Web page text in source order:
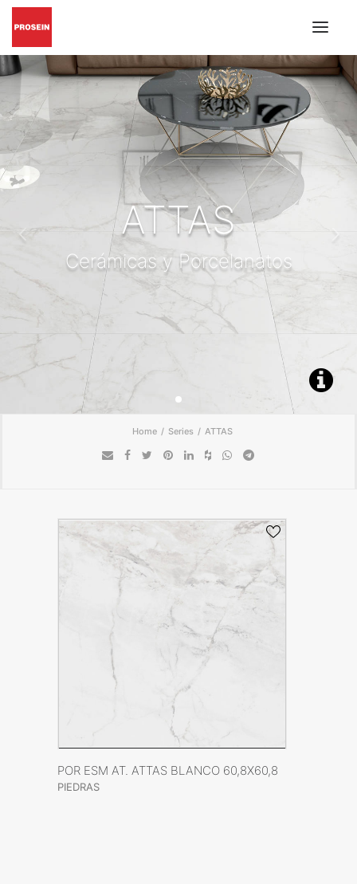
PISO Y PARED
GRIFERÍAS Y ACCESORIOS
MUEBLES DE BAÑO
MATERIALES DE INSTALACIÓN
CATÁLOGOS EN PDF
INSPIRACIÓN
PROYECTOS
CONÓZCANOS
BLOG
ENCUÉNTRANOS
CONTACTO
ATTAS
Cerámicas y Porcelanatos
Home Series ATTAS
VER FICHA DEL PRODUCTO
POR ESM AT. ATTAS BLANCO 60,8X60,8
PIEDRAS